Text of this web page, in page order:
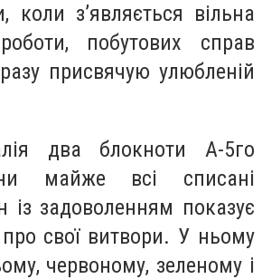
з’являється вільна
побутових справ
присвячую улюбленій
два блокноти А-5го
майже всі списані
задоволенням показує
свої витвори. У ньому
червоному, зеленому і